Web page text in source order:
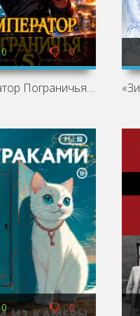
0 0
Император Пограничья 5 - Евгений Астахов, Саша Токсик
0 0